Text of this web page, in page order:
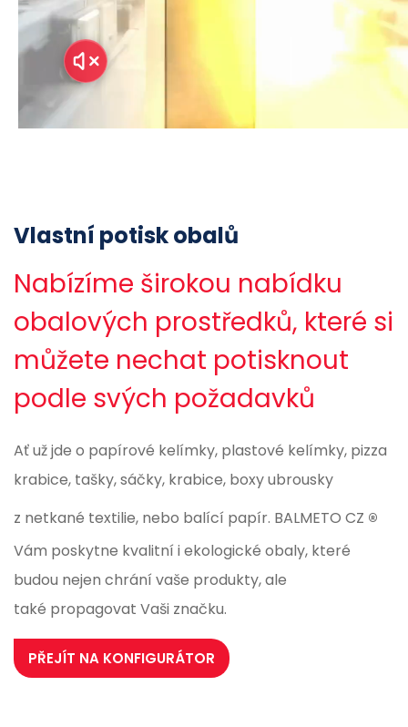
Vlastní potisk obalů
Nabízíme širokou nabídku
obalových prostředků, které si
můžete nechat potisknout
podle svých požadavků
Ať už jde o papírové kelímky, plastové kelímky, pizza
krabice, tašky, sáčky, krabice, boxy ubrousky
z netkané textilie, nebo balící papír. BALMETO CZ ®
Vám poskytne kvalitní i ekologické obaly, které
budou nejen chrání vaše produkty, ale
také propagovat Vaši značku.
PŘEJÍT NA KONFIGURÁTOR